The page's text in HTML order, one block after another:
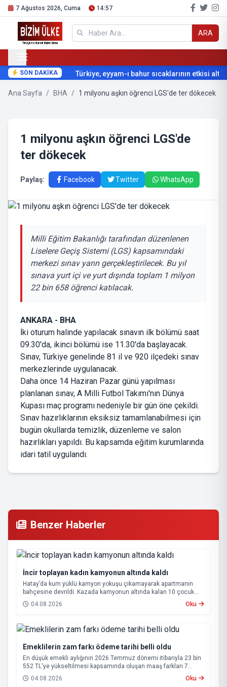
7 Ağustos 2026, Cuma 14:57
ARA
SON DAKİKA Türkiye, eyyam-ı bahur sıcaklarının etkisi
Ana Sayfa / BHA / 1 milyonu aşkın öğrenci LGS'de ter dökecek
1 milyonu aşkın öğrenci LGS'de
ter dökecek
Paylaş: Facebook Twitter WhatsApp
Milli Eğitim Bakanlığı tarafından düzenlenen
Liselere Geçiş Sistemi (LGS) kapsamındaki
merkezi sınav yarın gerçekleştirilecek. Bu yıl
sınava yurt içi ve yurt dışında toplam 1 milyon
22 bin 658 öğrenci katılacak.
ANKARA - BHA
İki oturum halinde yapılacak sınavın ilk bölümü saat
09.30'da, ikinci bölümü ise 11.30'da başlayacak.
Sınav, Türkiye genelinde 81 il ve 920 ilçedeki sınav
merkezlerinde uygulanacak.
Daha önce 14 Haziran Pazar günü yapılması
planlanan sınav, A Milli Futbol Takımı'nın Dünya
Kupası maç programı nedeniyle bir gün öne çekildi.
Sınav hazırlıklarının eksiksiz tamamlanabilmesi için
bugün okullarda temizlik, düzenleme ve salon
hazırlıkları yapıldı. Bu kapsamda eğitim kurumlarında
idari tatil uygulandı.
Benzer Haberler
İncir toplayan kadın kamyonun altında kaldı
Hatay’da kum yüklü kamyon yokuşu çıkamayarak apartmanın
bahçesine devrildi. Kazada kamyonun altında kalan 10 çocuk
annesi 65 yaşındaki kadın hayatını kaybetti.
04.08.2026 Oku
Emeklilerin zam farkı ödeme tarihi belli oldu
En düşük emekli aylığının 2026 Temmuz dönemi itibarıyla 23 bin
552 TL'ye yükseltilmesi kapsamında oluşan maaş farkları 7
Ağustos 2026 tarihinde hesaplara yatırılacak.
04.08.2026 Oku